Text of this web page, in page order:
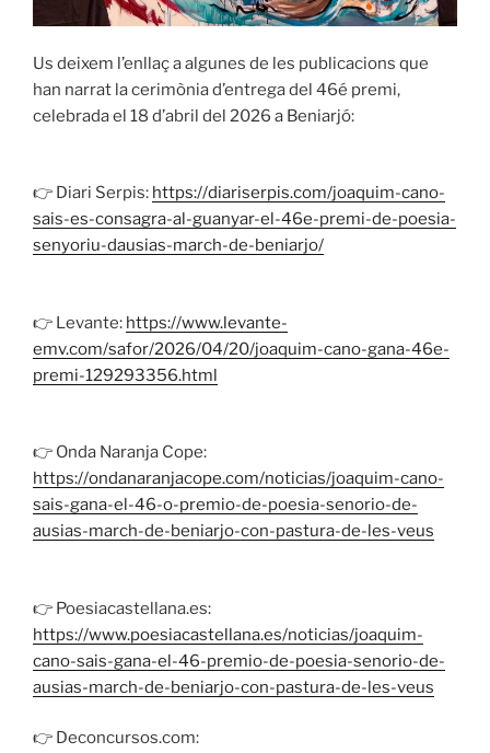
Us deixem l’enllaç a algunes de les publicacions que
han narrat la cerimònia d’entrega del 46é premi,
celebrada el 18 d’abril del 2026 a Beniarjó:
👉 Diari Serpis: https://diariserpis.com/joaquim-cano-
sais-es-consagra-al-guanyar-el-46e-premi-de-poesia-
senyoriu-dausias-march-de-beniarjo/
👉 Levante: https://www.levante-
emv.com/safor/2026/04/20/joaquim-cano-gana-46e-
premi-129293356.html
👉 Onda Naranja Cope:
https://ondanaranjacope.com/noticias/joaquim-cano-
sais-gana-el-46-o-premio-de-poesia-senorio-de-
ausias-march-de-beniarjo-con-pastura-de-les-veus
👉 Poesiacastellana.es:
https://www.poesiacastellana.es/noticias/joaquim-
cano-sais-gana-el-46-premio-de-poesia-senorio-de-
ausias-march-de-beniarjo-con-pastura-de-les-veus
👉 Deconcursos.com: